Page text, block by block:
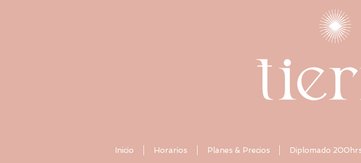
Inicio Horarios Planes & Precios Diplomado